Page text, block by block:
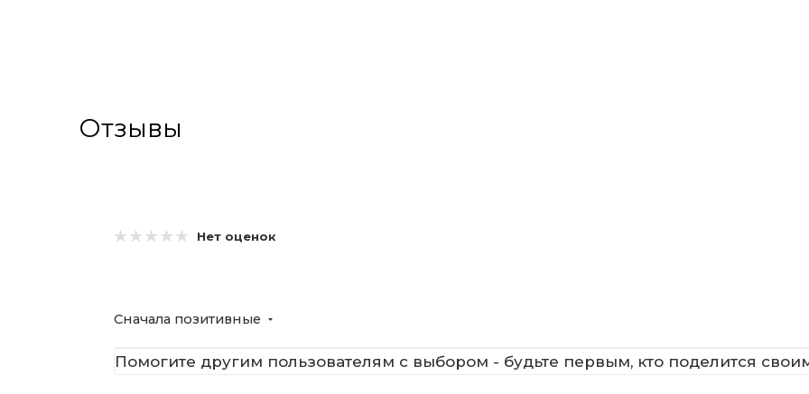
Отзывы
Нет оценок
Сначала позитивные
Помогите другим пользователям с выбором - будьте первым, кто поделится